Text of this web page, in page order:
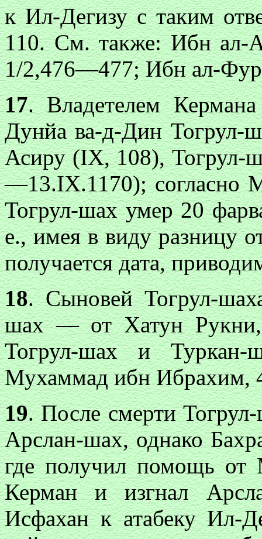
к Ил-Дегизу с таким
110. См. также: Ибн ал-
1/2,476—477; Ибн ал-
17. Владетелем
Дунйа ва-д-Дин
Асиру (IX, 108), Тогрул-
—13.IX.1170); согласно
Тогрул-шах умер 20
е., имея в виду разницу
получается дата,
18. Сыновей Тогрул-
шах — от Хатун Рукни,
Тогрул-шах и
Мухаммад ибн Ибрахим,
19. После смерти
Арслан-шах, однако
где получил помощь от
Керман и изгнал
Исфахан к атабеку Ил-